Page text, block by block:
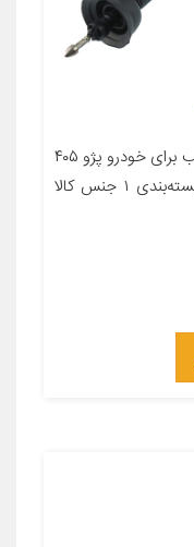
معرفی محصول جزئیات محصول مناسب برای خودرو پژو ۴۰۵
ویژگی‌های کابل کابل کلاچ تعداد در بسته‌بندی ۱ جنس کالا